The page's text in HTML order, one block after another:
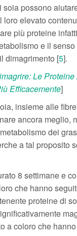
soia possono
loro elevato
più proteine
e il
dimagrimento [5].
Le
Efficacemente]
insieme alle
ancora meglio,
dei
a tal proposito
8 settimane e
che hanno
proteine di
a coloro che